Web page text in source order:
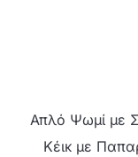
Απλό Ψωμί με
Κέικ με